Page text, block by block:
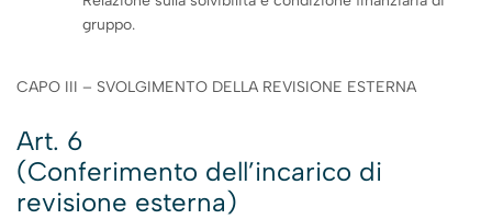
gruppo.
CAPO III – SVOLGIMENTO DELLA REVISIONE ESTERNA
Art. 6
(Conferimento dell’incarico di
revisione esterna)